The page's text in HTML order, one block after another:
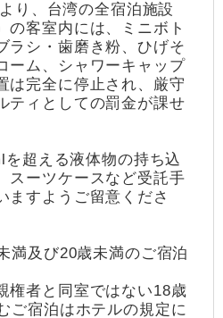
り、台湾の全宿泊施設
の客室内には、ミニボト
ラシ・歯磨き粉、ひげそ
ーム、シャワーキャップ
は完全に停止され、厳守
ティとしての罰金が課せ
超える液体物の持ち込
スーツケースなど受託手
ますようご留意くださ
及び20歳未満のご宿泊
権者と同室ではない18歳
ご宿泊はホテルの規定に